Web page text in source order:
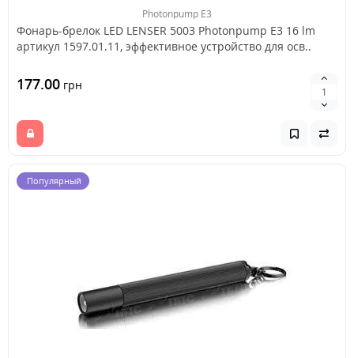
Photonpump E3
Фонарь-брелок LED LENSER 5003 Photonpump E3 16 lm
артикул 1597.01.11, эффективное устройство для осв..
177.00 грн
Популярный